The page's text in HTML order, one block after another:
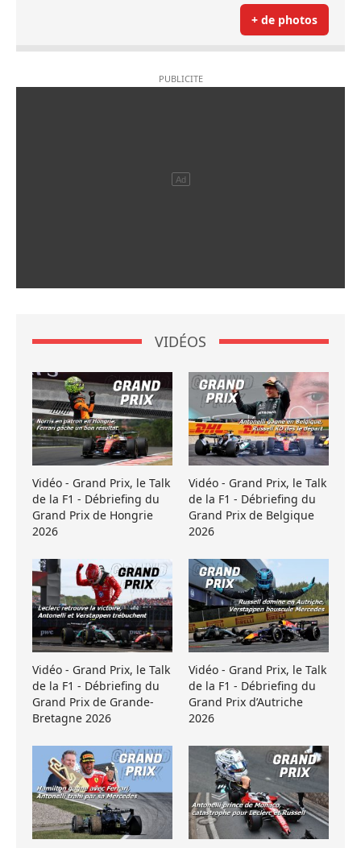
+ de photos
VIDÉOS
Vidéo - Grand Prix, le Talk
de la F1 - Débriefing du
Grand Prix de Hongrie
2026
Vidéo - Grand Prix, le Talk
de la F1 - Débriefing du
Grand Prix de Belgique
2026
Vidéo - Grand Prix, le Talk
de la F1 - Débriefing du
Grand Prix de Grande-
Bretagne 2026
Vidéo - Grand Prix, le Talk
de la F1 - Débriefing du
Grand Prix d’Autriche
2026